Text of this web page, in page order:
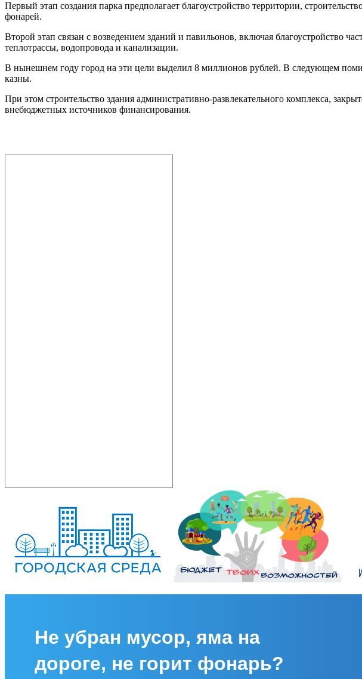
Первый этап создания парка предполагает благоустройство территории,
фонарей.
Второй этап связан с возведением зданий и павильонов, включая благоустройство
теплотрассы, водопровода и канализации.
В нынешнем году город на эти цели выделил 8 миллионов рублей. В следующем
казны.
При этом строительство здания административно-развлекательного комплекса,
внебюджетных источников финансирования.
Не убран мусор, яма на
дороге, не горит фонарь?